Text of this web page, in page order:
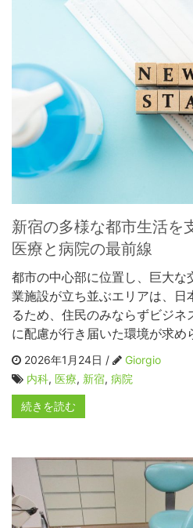
新宿の多様な都市生活を
医療と病院の最前線
都市の中心部に位置し、巨大な
業施設が立ち並ぶエリアは、日
るため、住民のみならずビジ
に配慮が行き届いた環境が求め
2026年1月24日 /
Giorgio
内科, 医療, 新宿, 病院
続きを読む